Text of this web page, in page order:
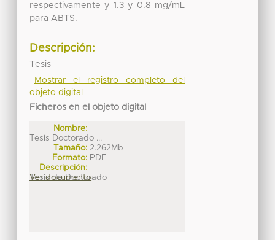
respectivamente y 1.3 y 0.8 mg/mL
para ABTS.
Descripción:
Tesis
Mostrar el registro completo del
objeto digital
Ficheros en el objeto digital
Nombre:
Tesis Doctorado ...
Tamaño: 2.262Mb
Formato: PDF
Descripción:
Tesis de Doctorado
Ver documento